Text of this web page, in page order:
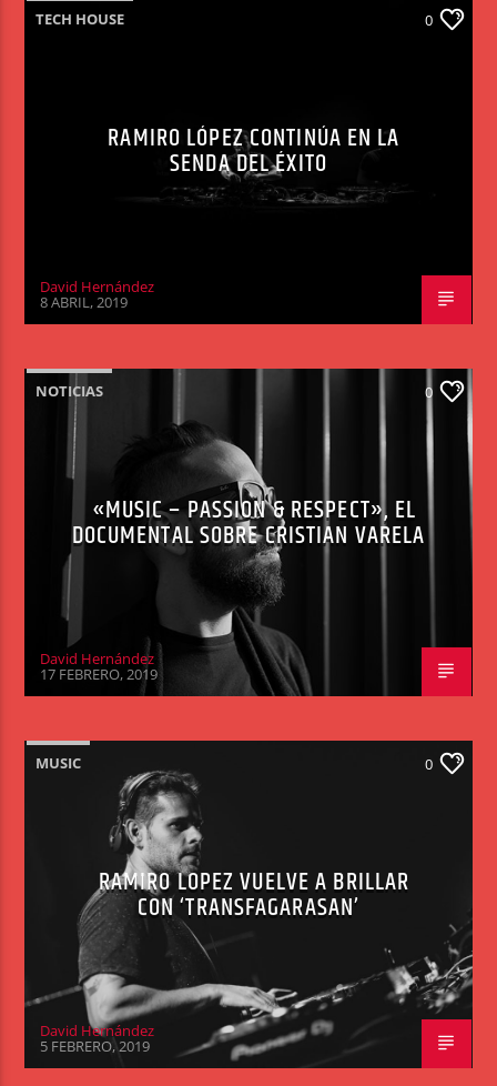
TECH HOUSE 0
RAMIRO LÓPEZ CONTINÚA EN LA
SENDA DEL ÉXITO
David Hernández
8 ABRIL, 2019
NOTICIAS 0
«MUSIC – PASSION & RESPECT», EL
DOCUMENTAL SOBRE CRISTIAN VARELA
David Hernández
17 FEBRERO, 2019
MUSIC 0
RAMIRO LOPEZ VUELVE A BRILLAR
CON ‘TRANSFAGARASAN’
David Hernández
5 FEBRERO, 2019